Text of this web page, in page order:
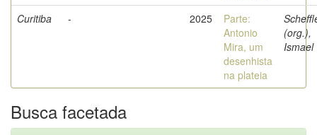
Curitiba - 2025
Parte:
Antonio
Mira, um
desenhista
na plateia
(org.),
Ismael
Busca facetada